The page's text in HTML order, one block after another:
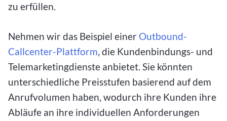
zu erfüllen.
Nehmen wir das Beispiel einer Outbound-
Callcenter-Plattform, die Kundenbindungs- und
Telemarketingdienste anbietet. Sie könnten
unterschiedliche Preisstufen basierend auf dem
Anrufvolumen haben, wodurch ihre Kunden ihre
Abläufe an ihre individuellen Anforderungen